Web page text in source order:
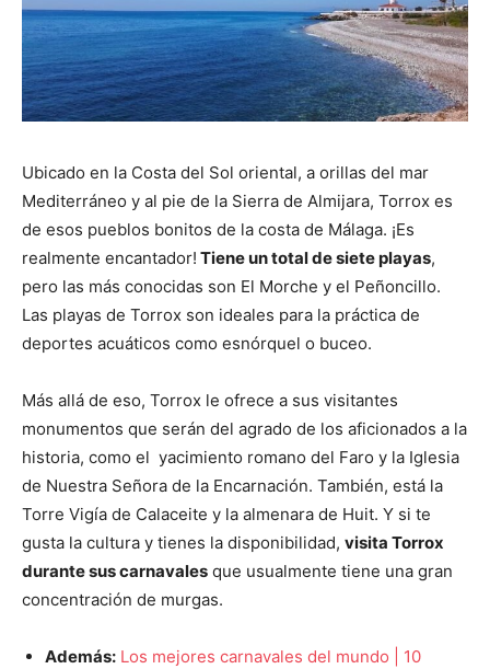
Ubicado en la Costa del Sol oriental, a orillas del mar
Mediterráneo y al pie de la Sierra de Almijara, Torrox es
de esos pueblos bonitos de la costa de Málaga. ¡Es
realmente encantador! Tiene un total de siete playas,
pero las más conocidas son El Morche y el Peñoncillo.
Las playas de Torrox son ideales para la práctica de
deportes acuáticos como esnórquel o buceo.
Más allá de eso, Torrox le ofrece a sus visitantes
monumentos que serán del agrado de los aficionados a la
historia, como el yacimiento romano del Faro y la Iglesia
de Nuestra Señora de la Encarnación. También, está la
Torre Vigía de Calaceite y la almenara de Huit. Y si te
gusta la cultura y tienes la disponibilidad, visita Torrox
durante sus carnavales que usualmente tiene una gran
concentración de murgas.
Además: Los mejores carnavales del mundo | 10